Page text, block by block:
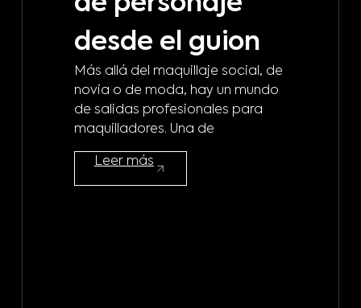
desde el guion
Más allá del maquillaje social, de
novia o de moda, hay un mundo
de salidas profesionales para
maquilladores. Una de
Leer más